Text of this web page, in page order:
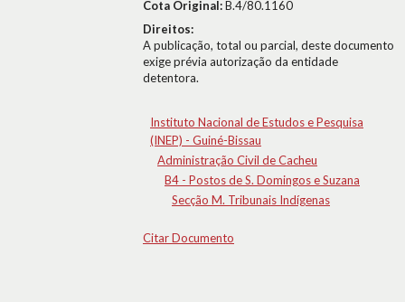
Cota Original:B.4/80.1160
Direitos:
A publicação, total ou parcial, deste documento
exige prévia autorização da entidade
detentora.
Instituto Nacional de Estudos e Pesquisa
(INEP) - Guiné-Bissau
Administração Civil de Cacheu
B4 - Postos de S. Domingos e Suzana
Secção M. Tribunais Indígenas
Citar Documento